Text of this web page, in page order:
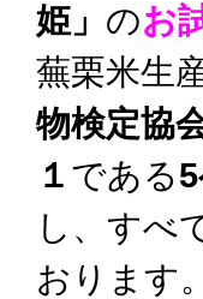
姫」 のお
蕪栗米生
物検定協会
１ である
し、すべ
おります